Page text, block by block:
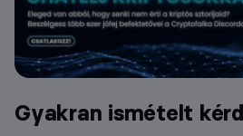
Gyakran ismételt